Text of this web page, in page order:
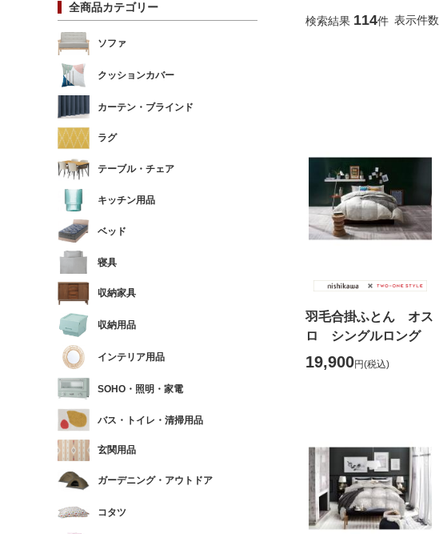
検索結果 114件 表示件数
羽毛合掛ふとん オス
ロ シングルロング
19,900円(税込)
全商品カテゴリー
ソファ
クッションカバー
カーテン・ブラインド
ラグ
テーブル・チェア
キッチン用品
ベッド
寝具
収納家具
収納用品
インテリア用品
SOHO・照明・家電
バス・トイレ・清掃用品
玄関用品
ガーデニング・アウトドア
コタツ